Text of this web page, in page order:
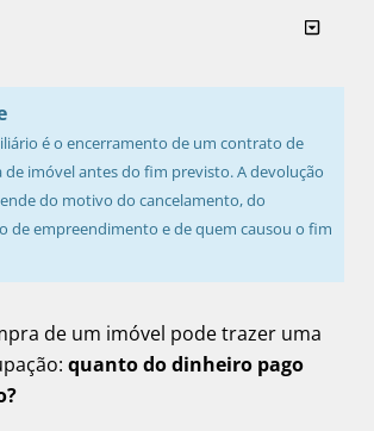
é o encerramento de um contrato de
de imóvel antes do fim previsto. A devolução
do motivo do cancelamento, do
de empreendimento e de quem causou o fim
de um imóvel pode trazer uma
quanto do dinheiro pago